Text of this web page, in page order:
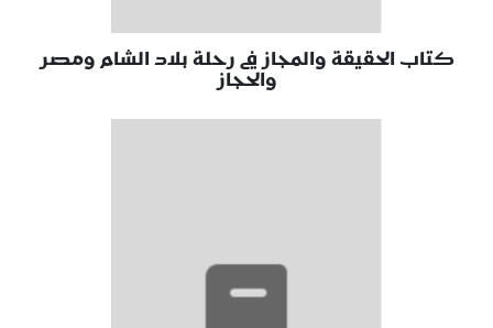
كتاب الحقيقة والمجاز في رحلة بلاد الشام ومصر
والحجاز